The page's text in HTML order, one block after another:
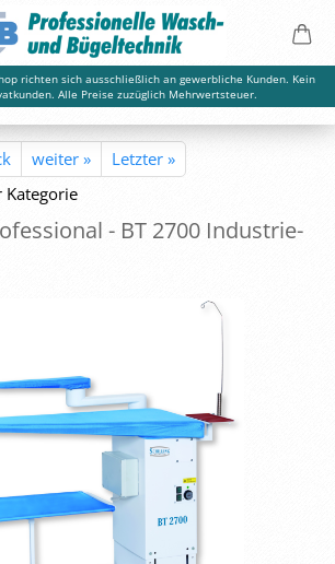
richten sich ausschließlich an gewerbliche Kunden. Kein
Alle Preise zuzüglich Mehrwertsteuer.
weiter »
Letzter »
Kategorie
- BT 2700 In­dus­trie­